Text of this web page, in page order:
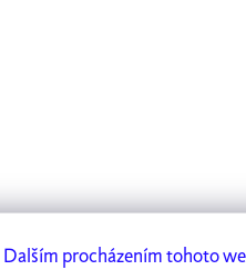
procházením tohoto